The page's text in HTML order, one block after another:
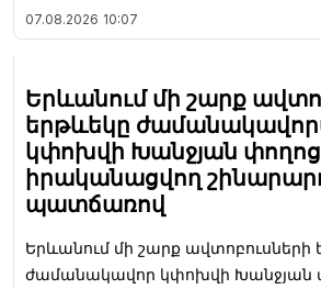
07.08.2026 10:07
Երևանում մի շարք
երթևեկը
կփոխվի Խանջյան
իրականացվող
պատճառով
Երևանում մի շարք ավտոբուսների
ժամանակավոր կփոխվի Խանջյան